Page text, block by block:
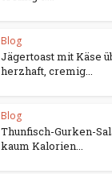
Blog
Jägertoast mit Käse
herzhaft, cremig...
Blog
Thunfisch-Gurken-
kaum Kalorien...